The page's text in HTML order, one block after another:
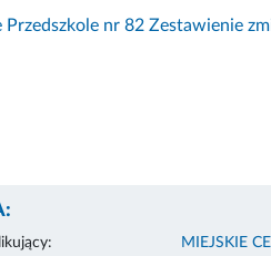
Przedszkole nr 82 Zestawienie
MIEJSKIE